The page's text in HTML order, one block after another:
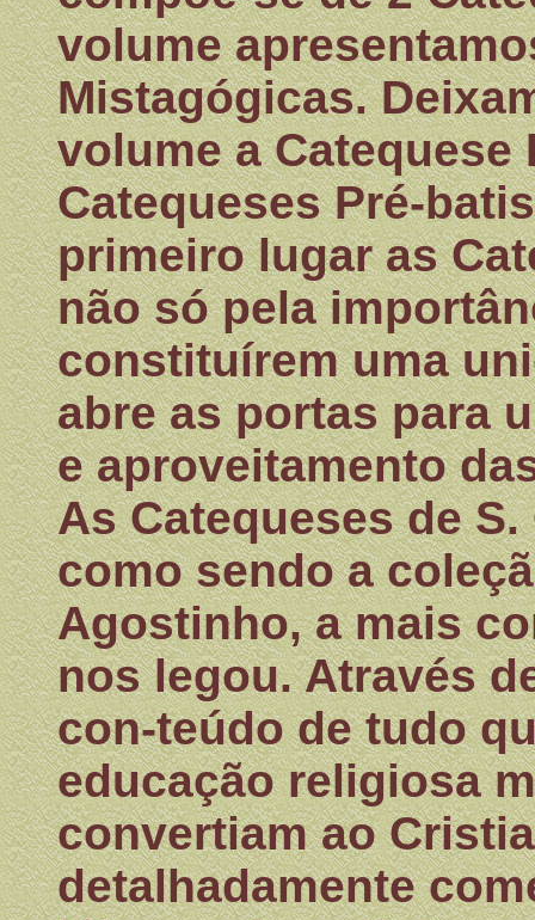
volume
Mistagógicas.
volume a Catequese
Catequeses Pré-
primeiro lugar as
não só pela
constituírem uma
abre as portas para
e aproveitamento
As Catequeses de
como sendo a
Agostinho, a mais
nos legou. Através
con-teúdo de tudo
educação religiosa
convertiam ao
detalhadamente